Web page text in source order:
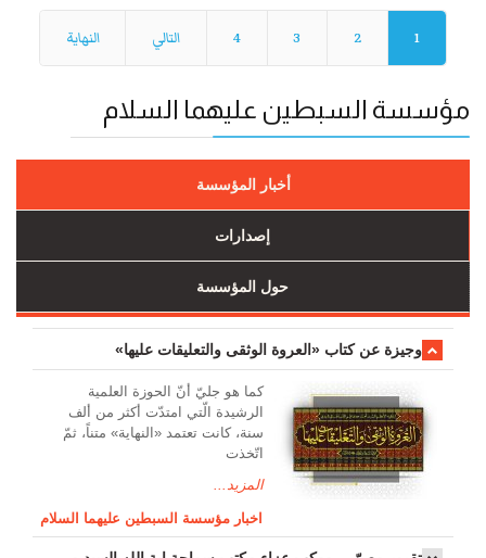
1
2
3
4 التالي النهاية
مؤسسة السبطين عليهما السلام
أخبار المؤسسة
إصدارات
حول المؤسسة
وجیزة عن کتاب «العروة الوثقی والتعلیقات علیها»
کما هو جليّ أنّ الحوزة العلمیة
الرشیدة الّتي امتدّت أكثر من ألف
سنة، كانت تعتمد «النهاية» متناً، ثمّ
اتّخذت
المزيد...
اخبار مؤسسة السبطين عليهما السلام